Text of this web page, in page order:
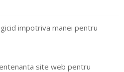
impotriva manei pentru
site web pentru